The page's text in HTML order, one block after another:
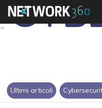
Ultimi articoli